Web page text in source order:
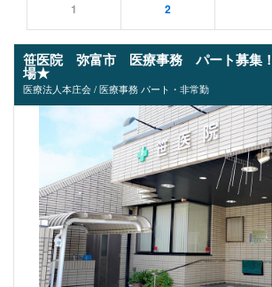
1 2
笹医院 弥富市 医療事務 パート募集
場★
医療法人本庄会 / 医療事務 パート・非常勤